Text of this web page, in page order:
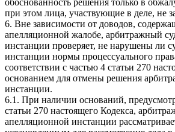
при этом лица, участвующие в деле, не
6. Вне зависимости от доводов,
апелляционной жалобе, арбитражный
инстанции проверяет, не нарушены ли
инстанции нормы процессуального
соответствии с частью 4 статьи 270
основанием для отмены решения
инстанции.
6.1. При наличии оснований,
статьи 270 настоящего Кодекса,
апелляционной инстанции